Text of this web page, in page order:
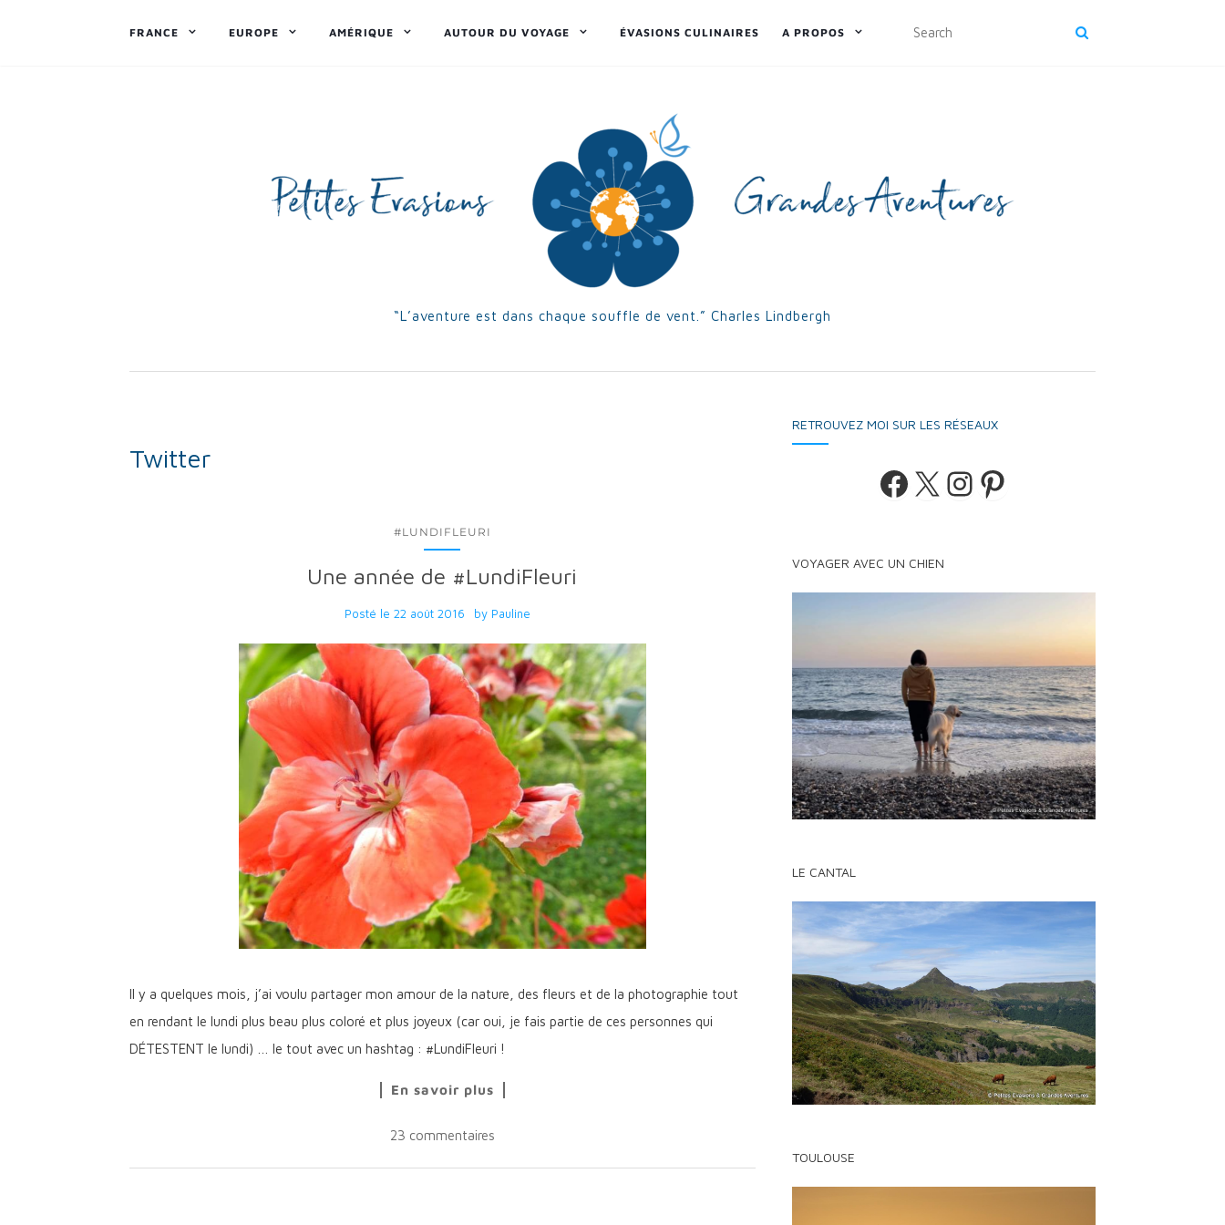
FRANCE EUROPE AMÉRIQUE AUTOUR DU VOYAGE ÉVASIONS CULINAIRES A PROPOS
“L’aventure est dans chaque souffle de vent.” Charles Lindbergh
Twitter
#LUNDIFLEURI
Une année de #LundiFleuri
Posté le22 août 2016 by Pauline
Il y a quelques mois, j’ai voulu partager mon amour de la nature, des fleurs et de la photographie tout
en rendant le lundi plus beau plus coloré et plus joyeux (car oui, je fais partie de ces personnes qui
DÉTESTENT le lundi) … le tout avec un hashtag : ‪#‎LundiFleuri‬ !
En savoir plus
23 commentaires
RETROUVEZ MOI SUR LES RÉSEAUX
Facebook
X Instagram
Pinterest
VOYAGER AVEC UN CHIEN
LE CANTAL
TOULOUSE